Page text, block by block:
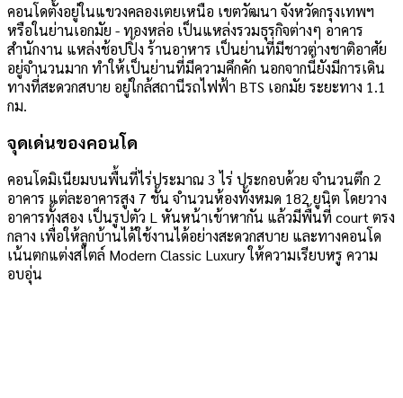
คอนโดตั้งอยู่ในแขวงคลองเตยเหนือ เขตวัฒนา จังหวัดกรุงเทพฯ
หรือในย่านเอกมัย - ทองหล่อ เป็นแหล่งรวมธุรกิจต่างๆ อาคาร
สำนักงาน แหล่งช้อปปิ้ง ร้านอาหาร เป็นย่านที่มีชาวต่างชาติอาศัย
อยู่จำนวนมาก ทำให้เป็นย่านที่มีความคึกคัก นอกจากนี้ยังมีการเดิน
ทางที่สะดวกสบาย อยู่ใกล้สถานีรถไฟฟ้า BTS เอกมัย ระยะทาง 1.1
กม.
จุดเด่นของคอนโด
คอนโดมิเนียมบนพื้นที่ไร่ประมาณ 3 ไร่ ประกอบด้วย จำนวนตึก 2
อาคาร แต่ละอาคารสูง 7 ชั้น จำนวนห้องทั้งหมด 182 ยูนิต โดยวาง
อาคารทั้งสอง เป็นรูปตัว L หันหน้าเข้าหากัน แล้วมีพื้นที่ court ตรง
กลาง เพื่อให้ลูกบ้านได้ใช้งานได้อย่างสะดวกสบาย และทางคอนโด
เน้นตกแต่งสไตล์ Modern Classic Luxury ให้ความเรียบหรู ความ
อบอุ่น